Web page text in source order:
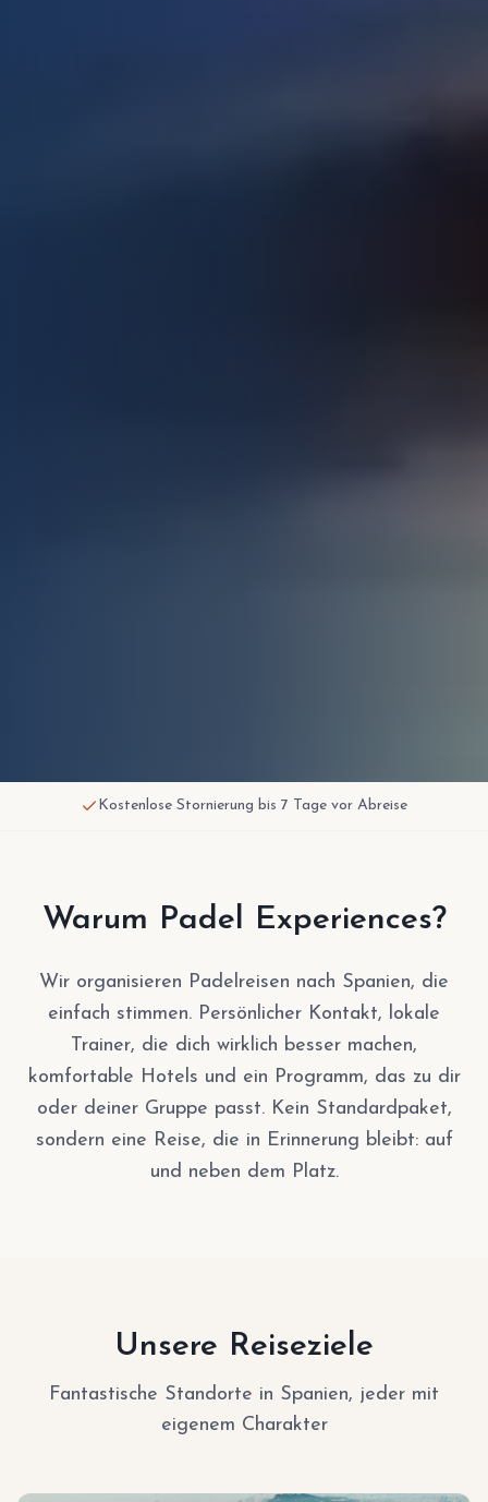
Kostenlose Stornierung bis 7 Tage vor Abreise
Warum Padel Experiences?
Wir organisieren Padelreisen nach Spanien, die
einfach stimmen. Persönlicher Kontakt, lokale
Trainer, die dich wirklich besser machen,
komfortable Hotels und ein Programm, das zu dir
oder deiner Gruppe passt. Kein Standardpaket,
sondern eine Reise, die in Erinnerung bleibt: auf
und neben dem Platz.
Unsere Reiseziele
Fantastische Standorte in Spanien, jeder mit
eigenem Charakter